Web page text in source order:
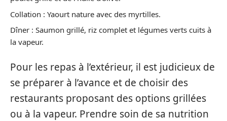
Collation : Yaourt nature avec des myrtilles.
Dîner : Saumon grillé, riz complet et légumes verts cuits à
la vapeur.
Pour les repas à l’extérieur, il est judicieux de
se préparer à l’avance et de choisir des
restaurants proposant des options grillées
ou à la vapeur. Prendre soin de sa nutrition